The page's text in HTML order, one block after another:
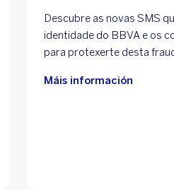
Descubre as novas SMS
identidade do BBVA e os
para protexerte desta
Máis información